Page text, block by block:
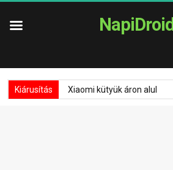
NapiDroid
Kiárusítás Xiaomi kütyük áron alul